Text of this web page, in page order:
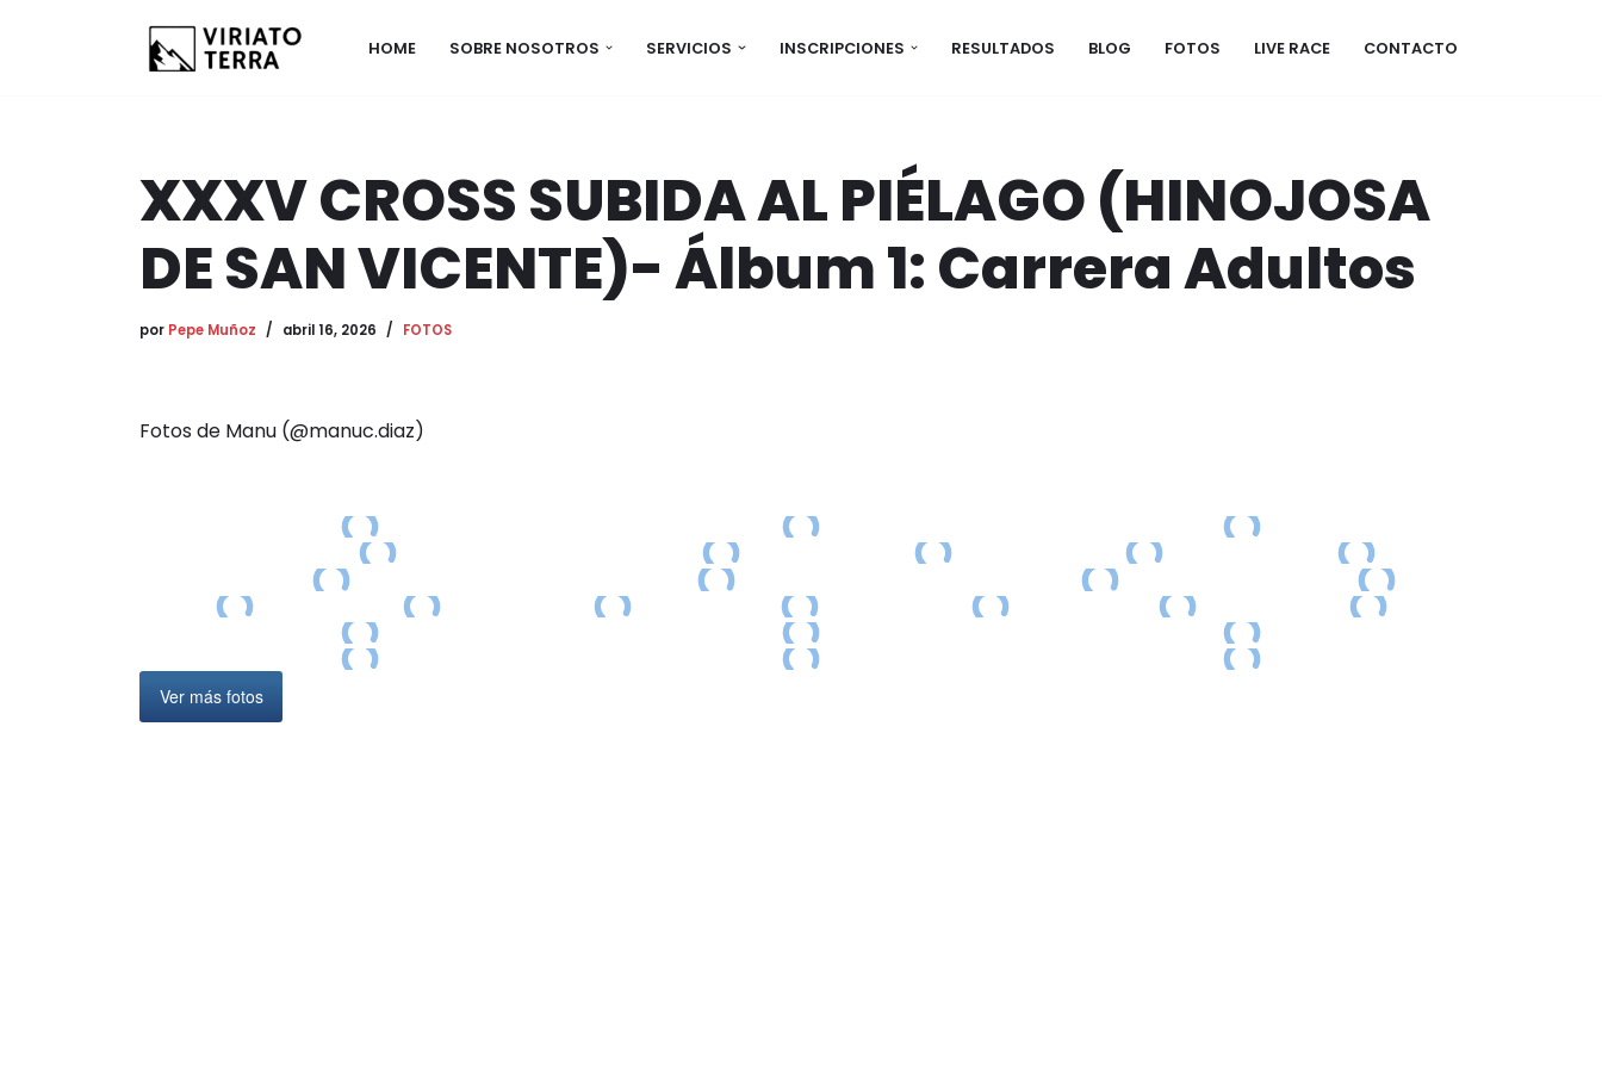
HOME SOBRE NOSOTROS SERVICIOS INSCRIPCIONES RESULTADOS BLOG FOTOS LIVE RACE CONTACTO
XXXV CROSS SUBIDA AL PIÉLAGO (HINOJOSA
DE SAN VICENTE)- Álbum 1: Carrera Adultos
por Pepe Muñoz abril 16, 2026 FOTOS
Fotos de Manu (@manuc.diaz)
Ver más fotos